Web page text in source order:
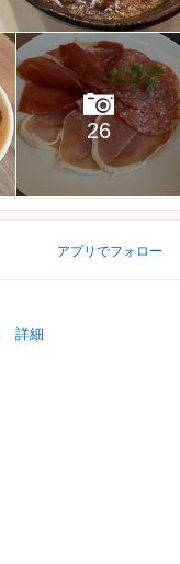
26
アプリでフォロー
詳細